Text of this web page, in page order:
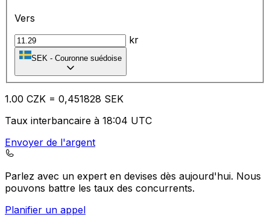
Vers
kr
SEK - Couronne suédoise
1.00 CZK = 0,451828 SEK
Taux interbancaire à 18:04 UTC
Envoyer de l'argent
Parlez avec un expert en devises dès aujourd'hui. Nous
pouvons battre les taux des concurrents.
Planifier un appel